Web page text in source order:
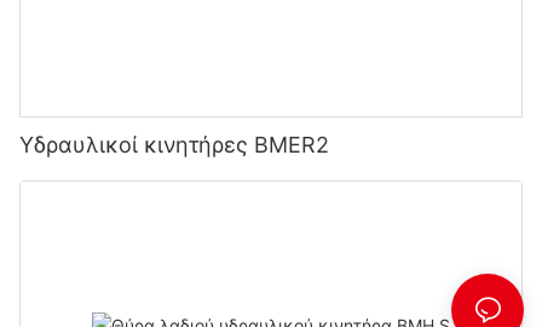
Υδραυλικοί κινητήρες BMER2